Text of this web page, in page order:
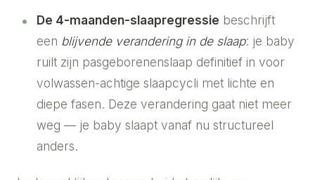
De 4-maanden-slaapregressie beschrijft
een blijvende verandering in de slaap: je baby
ruilt zijn pasgeborenenslaap definitief in voor
volwassen-achtige slaapcycli met lichte en
diepe fasen. Deze verandering gaat niet meer
weg — je baby slaapt vanaf nu structureel
anders.